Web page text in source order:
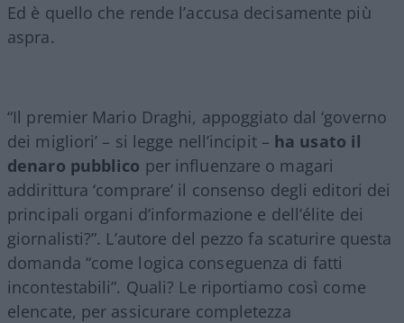
Ed è quello che rende l’accusa decisamente più
aspra.
“Il premier Mario Draghi, appoggiato dal ‘governo
dei migliori’ – si legge nell’incipit – ha usato il
denaro pubblico per influenzare o magari
addirittura ‘comprare’ il consenso degli editori dei
principali organi d’informazione e dell’élite dei
giornalisti?”. L’autore del pezzo fa scaturire questa
domanda “come logica conseguenza di fatti
incontestabili”. Quali? Le riportiamo così come
elencate, per assicurare completezza